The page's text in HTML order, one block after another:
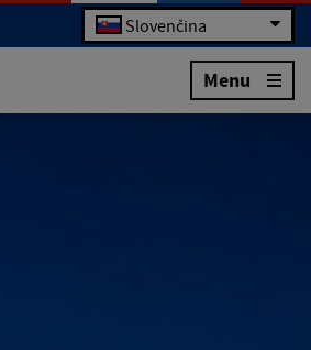
Slovenčina
Menu